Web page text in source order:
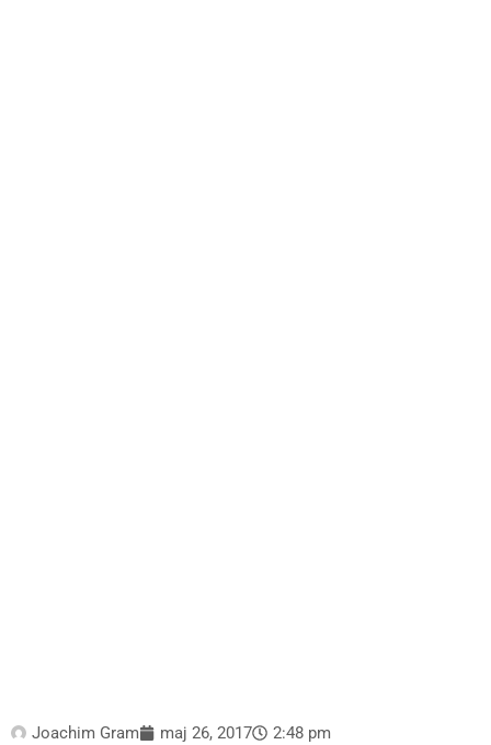
Joachim Gram maj 26, 2017 2:48 pm